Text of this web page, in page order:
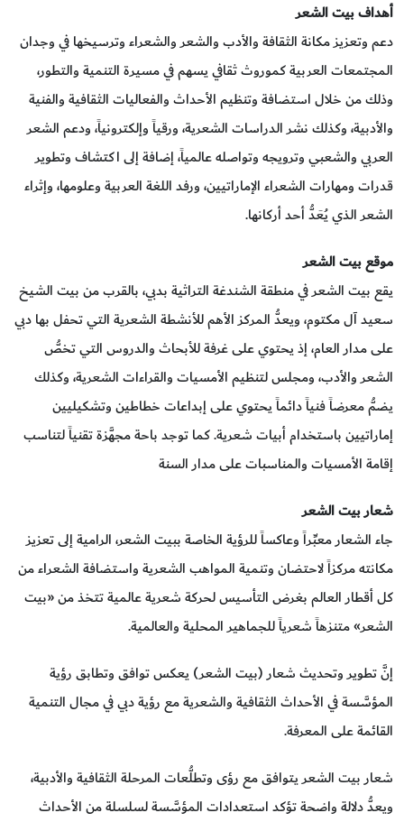
أهداف بيت الشعر
دعم وتعزيز مكانة الثقافة والأدب والشعر والشعراء وترسيخها في وجدان
المجتمعات العربية كموروث ثقافي يسهم في مسيرة التنمية والتطور،
وذلك من خلال استضافة وتنظيم الأحداث والفعاليات الثقافية والفنية
والأدبية، وكذلك نشر الدراسات الشعرية، ورقياً وإلكترونياً، ودعم الشعر
العربي والشعبي وترويجه وتواصله عالمياً، إضافة إلى اكتشاف وتطوير
قدرات ومهارات الشعراء الإماراتيين، ورفد اللغة العربية وعلومها، وإثراء
الشعر الذي يُعَدُّ أحد أركانها.
موقع بيت الشعر
يقع بيت الشعر في منطقة الشندغة التراثية بدبي، بالقرب من بيت الشيخ
سعيد آل مكتوم، ويعدُّ المركز الأهم للأنشطة الشعرية التي تحفل بها دبي
على مدار العام، إذ يحتوي على غرفة للأبحاث والدروس التي تخصُّ
الشعر والأدب، ومجلس لتنظيم الأمسيات والقراءات الشعرية، وكذلك
يضمُّ معرضاً فنياً دائماً يحتوي على إبداعات خطاطين وتشكيليين
إماراتيين باستخدام أبيات شعرية. كما توجد باحة مجهَّزة تقنياً لتناسب
إقامة الأمسيات والمناسبات على مدار السنة
شعار بيت الشعر
جاء الشعار معبِّراً وعاكساً للرؤية الخاصة ببيت الشعر، الرامية إلى تعزيز
مكانته مركزاً لاحتضان وتنمية المواهب الشعرية واستضافة الشعراء من
كل أقطار العالم بغرض التأسيس لحركة شعرية عالمية تتخذ من «بيت
الشعر» متنزهاً شعرياً للجماهير المحلية والعالمية.
إنَّ تطوير وتحديث شعار (بيت الشعر) يعكس توافق وتطابق رؤية
المؤسَّسة في الأحداث الثقافية والشعرية مع رؤية دبي في مجال التنمية
القائمة على المعرفة.
شعار بيت الشعر يتوافق مع رؤى وتطلُّعات المرحلة الثقافية والأدبية،
ويعدُّ دلالة واضحة تؤكد استعدادات المؤسَّسة لسلسلة من الأحداث